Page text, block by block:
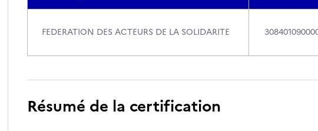
FEDERATION DES ACTEURS DE LA SOLIDARITE
Résumé de la certification